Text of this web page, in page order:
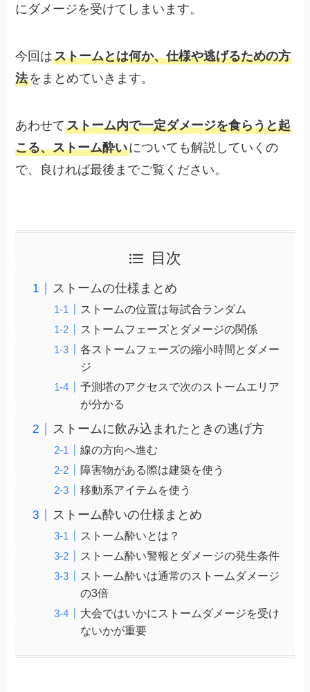
にダメージを受けてしまいます。
今回はストームとは何か、仕様や逃げるための方
法をまとめていきます。
あわせてストーム内で一定ダメージを食らうと起
こる、ストーム酔いについても解説していくの
で、良ければ最後までご覧ください。
目次
ストームの仕様まとめ
ストームの位置は毎試合ランダム
ストームフェーズとダメージの関係
各ストームフェーズの縮小時間とダメー
ジ
予測塔のアクセスで次のストームエリア
が分かる
ストームに飲み込まれたときの逃げ方
線の方向へ進む
障害物がある際は建築を使う
移動系アイテムを使う
ストーム酔いの仕様まとめ
ストーム酔いとは？
ストーム酔い警報とダメージの発生条件
ストーム酔いは通常のストームダメージ
の3倍
大会ではいかにストームダメージを受け
ないかが重要